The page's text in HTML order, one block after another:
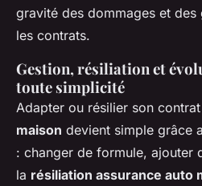
gravité des dommages et des
les contrats.
Gestion, résiliation et
toute simplicité
Adapter ou résilier son contrat
maison devient simple grâce
: changer de formule, ajouter
la résiliation assurance auto